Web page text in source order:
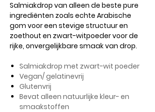
Salmiakdrop van alleen de beste pure
ingrediënten zoals echte Arabische
gom voor een stevige structuur en
zoethout en zwart-witpoeder voor de
rijke, onvergelijkbare smaak van drop.
Salmiakdrop met zwart-wit poeder
Vegan/ gelatinevrij
Glutenvrij
Bevat alleen natuurlijke kleur- en
smaakstoffen